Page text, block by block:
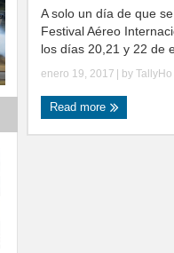
A solo un día de que
Festival Aéreo
los días 20,21 y 22 de
enero 19, 2017 | by TallyHo
Read more